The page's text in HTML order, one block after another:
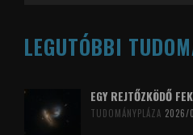
LEGUTÓBBI
EGY REJTŐZKÖDŐ
TUDOMÁNYPLÁZA 2026/